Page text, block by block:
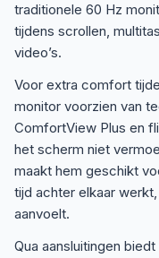
traditionele 60 Hz
tijdens scrollen,
video’s.
Voor extra comfort
monitor voorzien van
ComfortView Plus en
het scherm niet
maakt hem geschikt
tijd achter elkaar
aanvoelt.
Qua aansluitingen